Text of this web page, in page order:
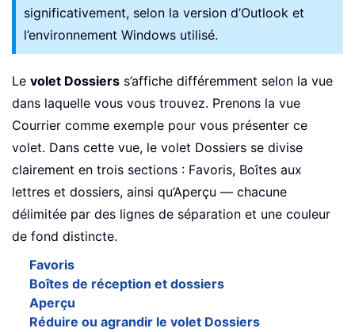
significativement, selon la version d’Outlook et
l’environnement Windows utilisé.
Le volet Dossiers s’affiche différemment selon la vue
dans laquelle vous vous trouvez. Prenons la vue
Courrier comme exemple pour vous présenter ce
volet. Dans cette vue, le volet Dossiers se divise
clairement en trois sections : Favoris, Boîtes aux
lettres et dossiers, ainsi qu’Aperçu — chacune
délimitée par des lignes de séparation et une couleur
de fond distincte.
Favoris
Boîtes de réception et dossiers
Aperçu
Réduire ou agrandir le volet Dossiers